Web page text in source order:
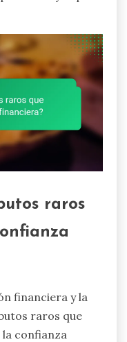
raros
financiera y la
raros que
confianza